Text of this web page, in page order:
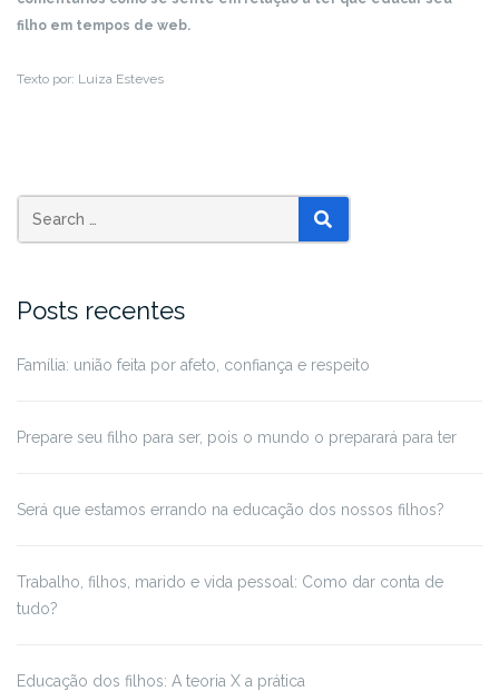
filho em tempos de web.
Texto por: Luiza Esteves
Posts recentes
Família: união feita por afeto, confiança e respeito
Prepare seu filho para ser, pois o mundo o preparará para ter
Será que estamos errando na educação dos nossos filhos?
Trabalho, filhos, marido e vida pessoal: Como dar conta de
tudo?
Educação dos filhos: A teoria X a prática